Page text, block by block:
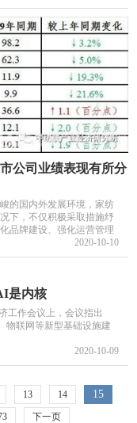
公司业绩表现有所分
的国内外发展环境，家纺
下，不仅积极采取措施纾
品牌建设、强化运营管理
2020-10-10
是内核
工作会议上，会议指出
物联网等新型基础设施建
2020-10-09
13 14 15
下一页